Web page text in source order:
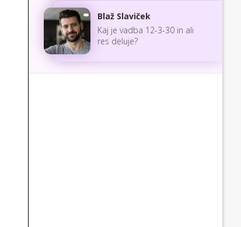
Blaž Slaviček
Kaj je vadba 12-3-30 in ali
res deluje?